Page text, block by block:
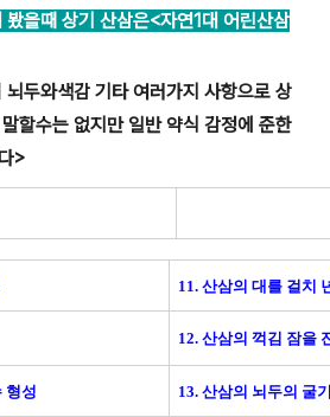
을때 상기 산삼은<자연1대 어린산삼
두와색감 기타 여러가지 사항으로 상
할수는 없지만 일반 약식 감정에 준한
>
11. 산삼의 대를 걸치
12. 산삼의 꺽김 잠을
형성 13. 산삼의 뇌두의 굴